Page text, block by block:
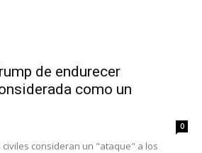
de endurecer
como un
0
civiles consideran un "ataque" a los